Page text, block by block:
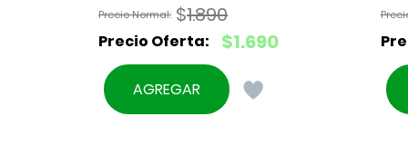
$1.890
El
precio
original
$1.690
El
precio
actual
AGREGAR